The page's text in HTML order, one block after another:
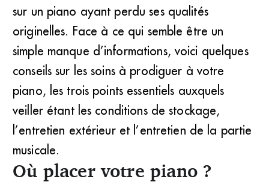
sur un piano ayant perdu ses qualités
originelles. Face à ce qui semble être un
simple manque d’informations, voici quelques
conseils sur les soins à prodiguer à votre
piano, les trois points essentiels auxquels
veiller étant les conditions de stockage,
l’entretien extérieur et l’entretien de la partie
musicale.
Où placer votre piano ?